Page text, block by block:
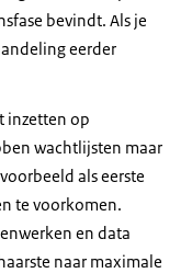
bevindt. Als je
eerder
inzetten op
wachtlijsten maar
als eerste
te voorkomen.
en data
naar maximale